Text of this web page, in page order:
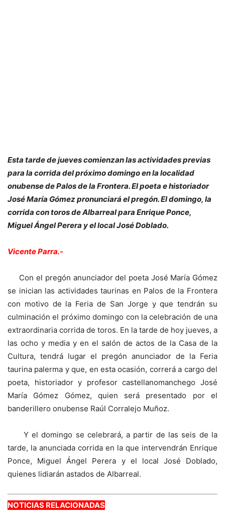
Esta tarde de jueves comienzan las actividades previas
para la corrida del próximo domingo en la localidad
onubense de Palos de la Frontera. El poeta e historiador
José María Gómez pronunciará el pregón. El domingo, la
corrida con toros de Albarreal para Enrique Ponce,
Miguel Ángel Perera y el local José Doblado.
Vicente Parra.-
Con el pregón anunciador del poeta José María Gómez
se inician las actividades taurinas en Palos de la Frontera
con motivo de la Feria de San Jorge y que tendrán su
culminación el próximo domingo con la celebración de una
extraordinaria corrida de toros. En la tarde de hoy jueves, a
las ocho y media y en el salón de actos de la Casa de la
Cultura, tendrá lugar el pregón anunciador de la Feria
taurina palerma y que, en esta ocasión, correrá a cargo del
poeta, historiador y profesor castellanomanchego José
María Gómez Gómez, quien será presentado por el
banderillero onubense Raúl Corralejo Muñoz.
Y el domingo se celebrará, a partir de las seis de la
tarde, la anunciada corrida en la que intervendrán Enrique
Ponce, Miguel Ángel Perera y el local José Doblado,
quienes lidiarán astados de Albarreal.
NOTICIAS RELACIONADAS